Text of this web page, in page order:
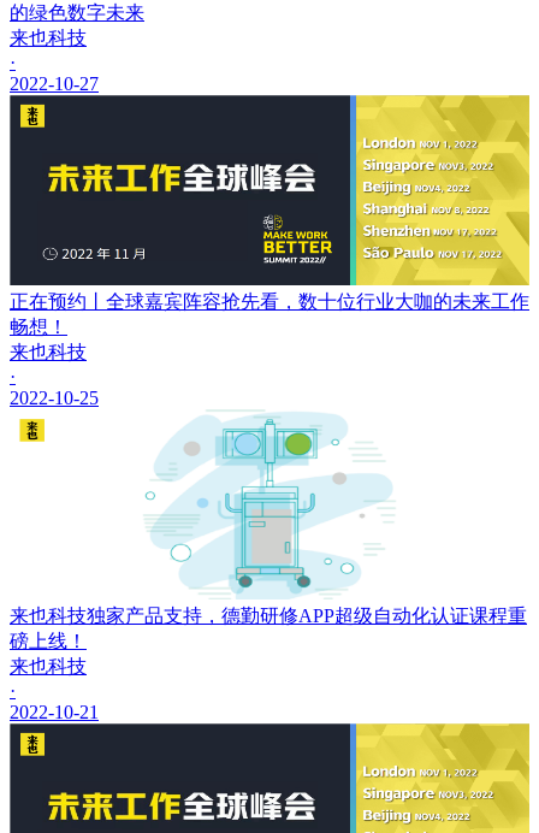
的绿色数字未来
来也科技
·
2022-10-27
正在预约丨全球嘉宾阵容抢先看，数十位行业大咖的未来工作
畅想！
来也科技
·
2022-10-25
来也科技独家产品支持，德勤研修APP超级自动化认证课程重
磅上线！
来也科技
·
2022-10-21